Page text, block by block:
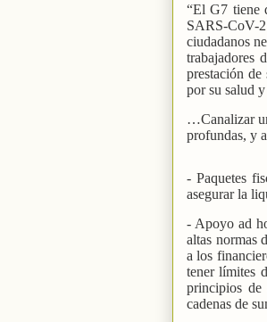
“El G7 tiene
SARS-CoV-
ciudadanos
trabajadores
prestación de
por su salud
…Canalizar
profundas, y
- Paquetes
asegurar la
- Apoyo ad
altas normas
a los
tener límites
principios de
cadenas de